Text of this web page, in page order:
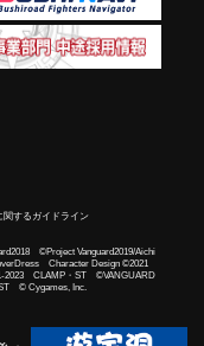
関するガイドライン
©Project Vanguard2019/Aichi
Character Design ©2021
2023 CLAMP・ST ©VANGUARD
© Cygames, Inc.